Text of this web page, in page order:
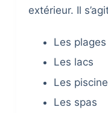
extérieur. Il
Les plages
Les lacs
Les
Les spas